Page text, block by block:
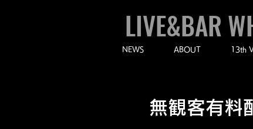
LIVE&BAR
NEWS ABOUT 13th
無観客有